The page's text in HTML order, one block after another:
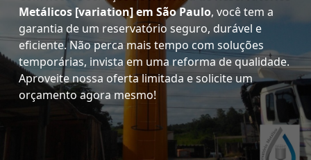
Metálicos [variation] em São Paulo, você tem a
garantia de um reservatório seguro, durável e
eficiente. Não perca mais tempo com soluções
temporárias, invista em uma reforma de qualidade.
Aproveite nossa oferta limitada e solicite um
orçamento agora mesmo!